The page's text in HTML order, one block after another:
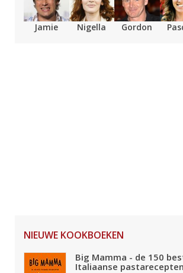
Jamie Nigella Gordon
NIEUWE KOOKBOEKEN
Big Mamma - de 150
Italiaanse pastarecepten